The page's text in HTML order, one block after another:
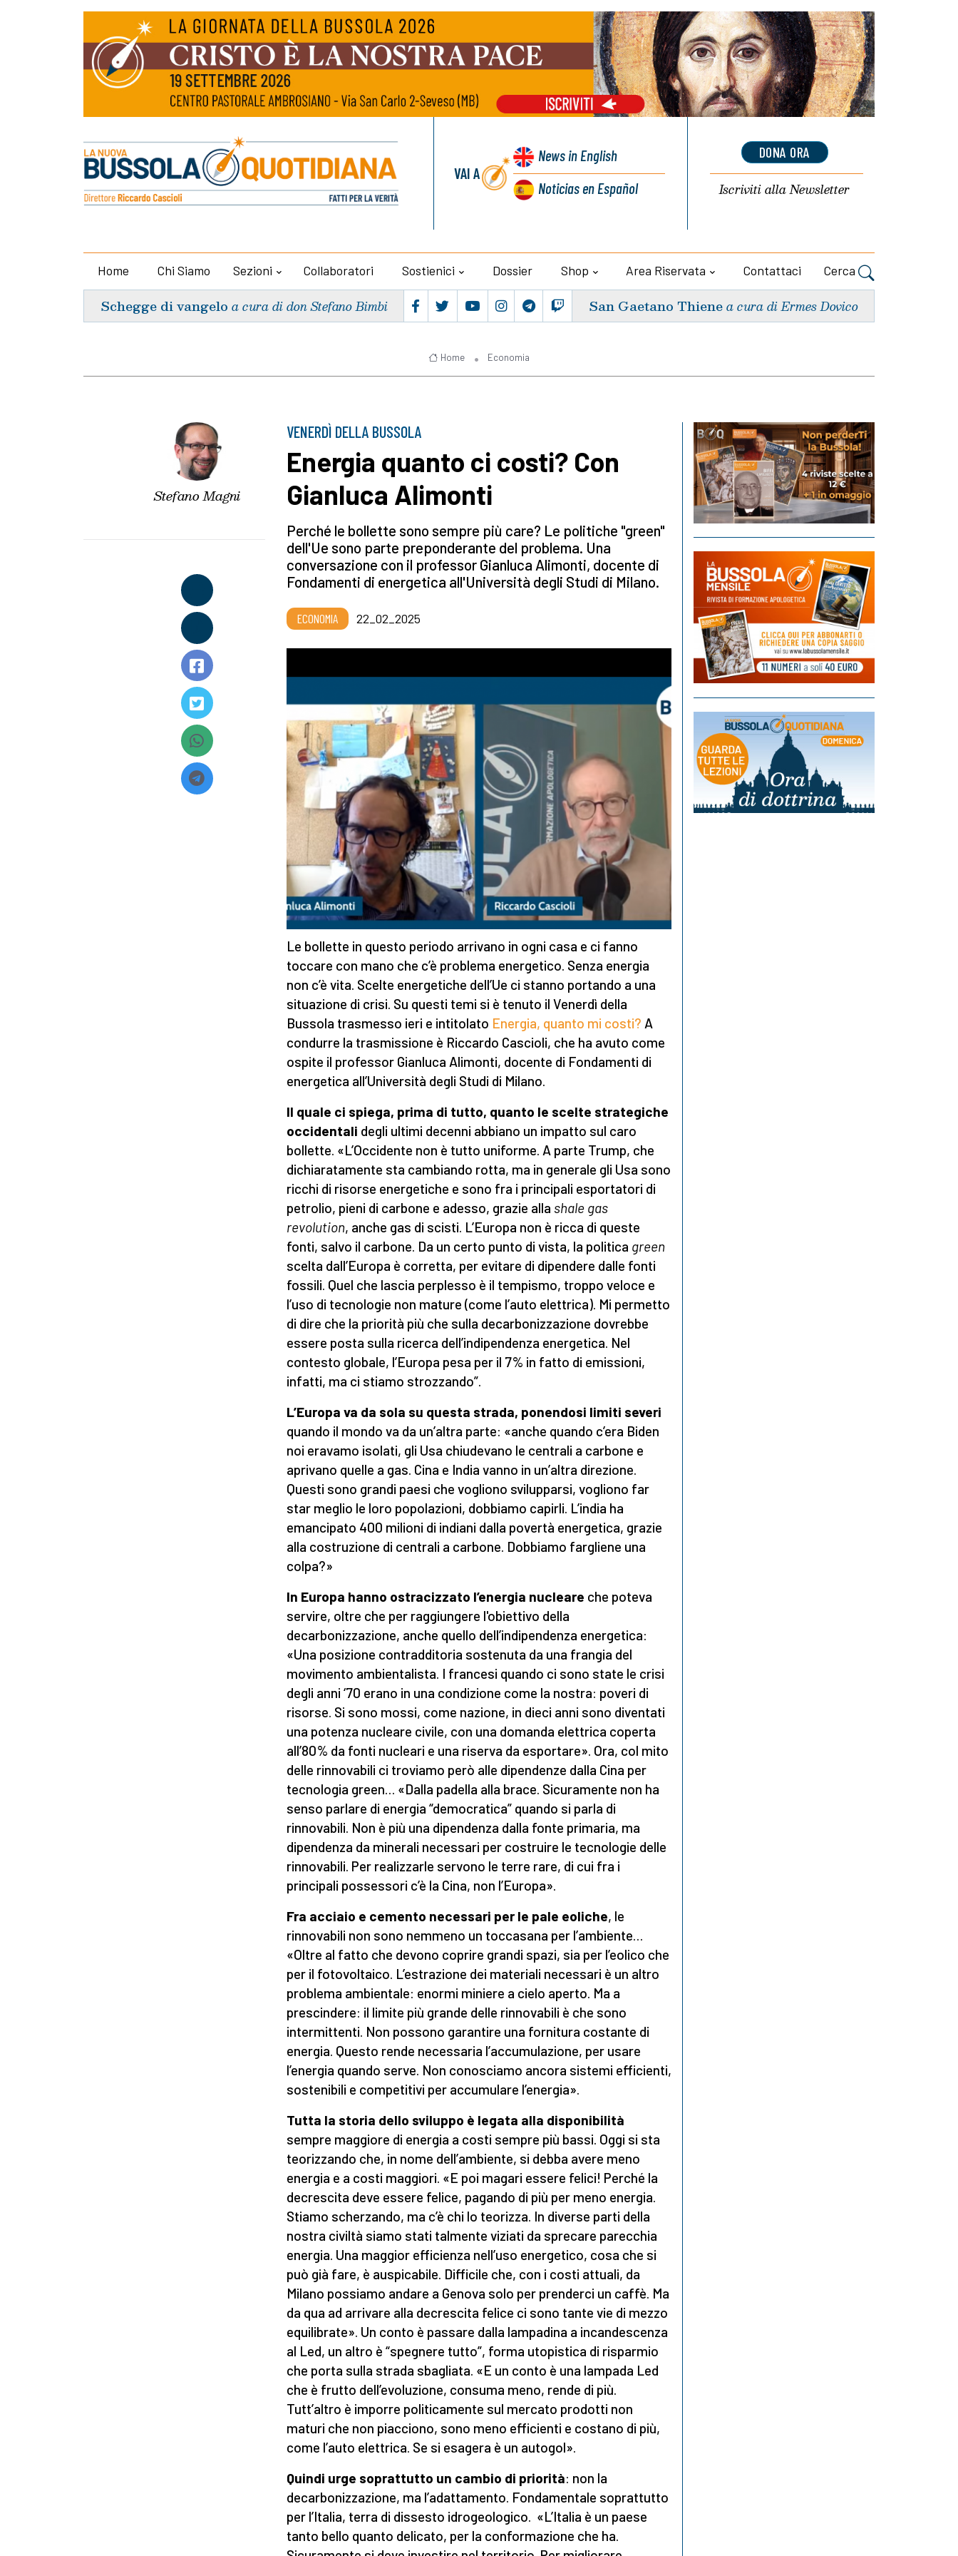
VAI A
Newsin English
Noticiasen Español
DONA ORA
Iscriviti allaNewsletter
Home Chi Siamo Sezioni Collaboratori Sostienici Dossier Shop Area Riservata Contattaci Cerca
Schegge di vangelo a cura di don Stefano Bimbi San Gaetano Thiene a cura di Ermes Dovico
Home Economia
Stefano Magni
VENERDÌ DELLA BUSSOLA
Energia quanto ci costi? Con
Gianluca Alimonti
Perché le bollette sono sempre più care? Le politiche "green"
dell'Ue sono parte preponderante del problema. Una
conversazione con il professor Gianluca Alimonti, docente di
Fondamenti di energetica all'Università degli Studi di Milano.
ECONOMIA 22_02_2025
Le bollette in questo periodo arrivano in ogni casa e ci fanno
toccare con mano che c’è problema energetico. Senza energia
non c’è vita. Scelte energetiche dell’Ue ci stanno portando a una
situazione di crisi. Su questi temi si è tenuto il Venerdì della
Bussola trasmesso ieri e intitolato Energia, quanto mi costi? A
condurre la trasmissione è Riccardo Cascioli, che ha avuto come
ospite il professor Gianluca Alimonti, docente di Fondamenti di
energetica all’Università degli Studi di Milano.
Il quale ci spiega, prima di tutto, quanto le scelte strategiche
occidentali degli ultimi decenni abbiano un impatto sul caro
bollette. «L’Occidente non è tutto uniforme. A parte Trump, che
dichiaratamente sta cambiando rotta, ma in generale gli Usa sono
ricchi di risorse energetiche e sono fra i principali esportatori di
petrolio, pieni di carbone e adesso, grazie alla shale gas
revolution, anche gas di scisti. L’Europa non è ricca di queste
fonti, salvo il carbone. Da un certo punto di vista, la politica green
scelta dall’Europa è corretta, per evitare di dipendere dalle fonti
fossili. Quel che lascia perplesso è il tempismo, troppo veloce e
l’uso di tecnologie non mature (come l’auto elettrica). Mi permetto
di dire che la priorità più che sulla decarbonizzazione dovrebbe
essere posta sulla ricerca dell’indipendenza energetica. Nel
contesto globale, l’Europa pesa per il 7% in fatto di emissioni,
infatti, ma ci stiamo strozzando”.
L’Europa va da sola su questa strada, ponendosi limiti severi
quando il mondo va da un’altra parte: «anche quando c’era Biden
noi eravamo isolati, gli Usa chiudevano le centrali a carbone e
aprivano quelle a gas. Cina e India vanno in un’altra direzione.
Questi sono grandi paesi che vogliono svilupparsi, vogliono far
star meglio le loro popolazioni, dobbiamo capirli. L’india ha
emancipato 400 milioni di indiani dalla povertà energetica, grazie
alla costruzione di centrali a carbone. Dobbiamo fargliene una
colpa?»
In Europa hanno ostracizzato l’energia nucleare che poteva
servire, oltre che per raggiungere l'obiettivo della
decarbonizzazione, anche quello dell’indipendenza energetica:
«Una posizione contradditoria sostenuta da una frangia del
movimento ambientalista. I francesi quando ci sono state le crisi
degli anni ‘70 erano in una condizione come la nostra: poveri di
risorse. Si sono mossi, come nazione, in dieci anni sono diventati
una potenza nucleare civile, con una domanda elettrica coperta
all’80% da fonti nucleari e una riserva da esportare». Ora, col mito
delle rinnovabili ci troviamo però alle dipendenze dalla Cina per
tecnologia green… «Dalla padella alla brace. Sicuramente non ha
senso parlare di energia “democratica” quando si parla di
rinnovabili. Non è più una dipendenza dalla fonte primaria, ma
dipendenza da minerali necessari per costruire le tecnologie delle
rinnovabili. Per realizzarle servono le terre rare, di cui fra i
principali possessori c’è la Cina, non l’Europa».
Fra acciaio e cemento necessari per le pale eoliche, le
rinnovabili non sono nemmeno un toccasana per l’ambiente…
«Oltre al fatto che devono coprire grandi spazi, sia per l’eolico che
per il fotovoltaico. L’estrazione dei materiali necessari è un altro
problema ambientale: enormi miniere a cielo aperto. Ma a
prescindere: il limite più grande delle rinnovabili è che sono
intermittenti. Non possono garantire una fornitura costante di
energia. Questo rende necessaria l’accumulazione, per usare
l’energia quando serve. Non conosciamo ancora sistemi efficienti,
sostenibili e competitivi per accumulare l’energia».
Tutta la storia dello sviluppo è legata alla disponibilità
sempre maggiore di energia a costi sempre più bassi. Oggi si sta
teorizzando che, in nome dell’ambiente, si debba avere meno
energia e a costi maggiori. «E poi magari essere felici! Perché la
decrescita deve essere felice, pagando di più per meno energia.
Stiamo scherzando, ma c’è chi lo teorizza. In diverse parti della
nostra civiltà siamo stati talmente viziati da sprecare parecchia
energia. Una maggior efficienza nell’uso energetico, cosa che si
può già fare, è auspicabile. Difficile che, con i costi attuali, da
Milano possiamo andare a Genova solo per prenderci un caffè. Ma
da qua ad arrivare alla decrescita felice ci sono tante vie di mezzo
equilibrate». Un conto è passare dalla lampadina a incandescenza
al Led, un altro è “spegnere tutto”, forma utopistica di risparmio
che porta sulla strada sbagliata. «E un conto è una lampada Led
che è frutto dell’evoluzione, consuma meno, rende di più.
Tutt’altro è imporre politicamente sul mercato prodotti non
maturi che non piacciono, sono meno efficienti e costano di più,
come l’auto elettrica. Se si esagera è un autogol».
Quindi urge soprattutto un cambio di priorità: non la
decarbonizzazione, ma l’adattamento. Fondamentale soprattutto
per l’Italia, terra di dissesto idrogeologico. «L’Italia è un paese
tanto bello quanto delicato, per la conformazione che ha.